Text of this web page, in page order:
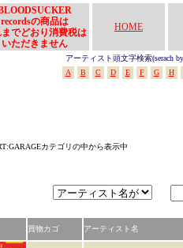
recordsの商品は
までどおり消費税は
いただきません
HOME
アーティスト頭文字検索(serach
A
B C D E F G H
カテゴリの中から表示中
買物カゴ アーティスト名